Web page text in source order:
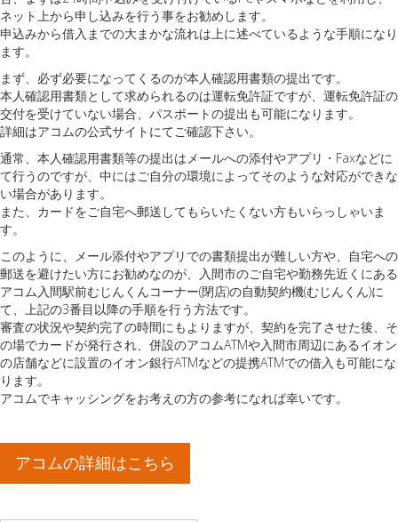
ネット上から申し込みを行う事をお勧めします。
申込みから借入までの大まかな流れは上に述べているような手順になり
ます。
まず、必ず必要になってくるのが本人確認用書類の提出です。
本人確認用書類として求められるのは運転免許証ですが、運転免許証の
交付を受けていない場合、パスポートの提出も可能になります。
詳細はアコムの公式サイトにてご確認下さい。
通常、本人確認用書類等の提出はメールへの添付やアプリ・Faxなどに
て行うのですが、中にはご自分の環境によってそのような対応ができな
い場合があります。
また、カードをご自宅へ郵送してもらいたくない方もいらっしゃいま
す。
このように、メール添付やアプリでの書類提出が難しい方や、自宅への
郵送を避けたい方にお勧めなのが、入間市のご自宅や勤務先近くにある
アコム入間駅前むじんくんコーナー(閉店)の自動契約機(むじんくん)に
て、上記の3番目以降の手順を行う方法です。
審査の状況や契約完了の時間にもよりますが、契約を完了させた後、そ
の場でカードが発行され、併設のアコムATMや入間市周辺にあるイオン
の店舗などに設置のイオン銀行ATMなどの提携ATMでの借入も可能にな
ります。
アコムでキャッシングをお考えの方の参考になれば幸いです。
アコムの詳細はこちら